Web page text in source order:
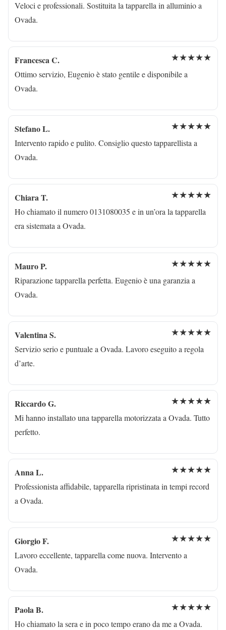
Veloci e professionali. Sostituita la tapparella in alluminio a
Ovada.
Francesca C. ★★★★★
Ottimo servizio, Eugenio è stato gentile e disponibile a
Ovada.
Stefano L. ★★★★★
Intervento rapido e pulito. Consiglio questo tapparellista a
Ovada.
Chiara T. ★★★★★
Ho chiamato il numero 0131080035 e in un’ora la tapparella
era sistemata a Ovada.
Mauro P. ★★★★★
Riparazione tapparella perfetta. Eugenio è una garanzia a
Ovada.
Valentina S. ★★★★★
Servizio serio e puntuale a Ovada. Lavoro eseguito a regola
d’arte.
Riccardo G. ★★★★★
Mi hanno installato una tapparella motorizzata a Ovada. Tutto
perfetto.
Anna L. ★★★★★
Professionista affidabile, tapparella ripristinata in tempi record
a Ovada.
Giorgio F. ★★★★★
Lavoro eccellente, tapparella come nuova. Intervento a
Ovada.
Paola B. ★★★★★
Ho chiamato la sera e in poco tempo erano da me a Ovada.